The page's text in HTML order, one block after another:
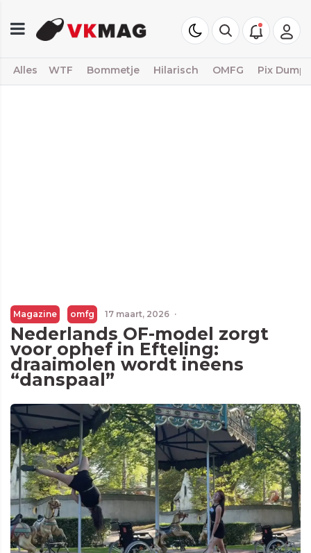
Alles WTF Bommetje Hilarisch OMFG Pix Dump
Magazine omfg 17 maart, 2026 ·
Nederlands OF-model zorgt
voor ophef in Efteling:
draaimolen wordt ineens
“danspaal”